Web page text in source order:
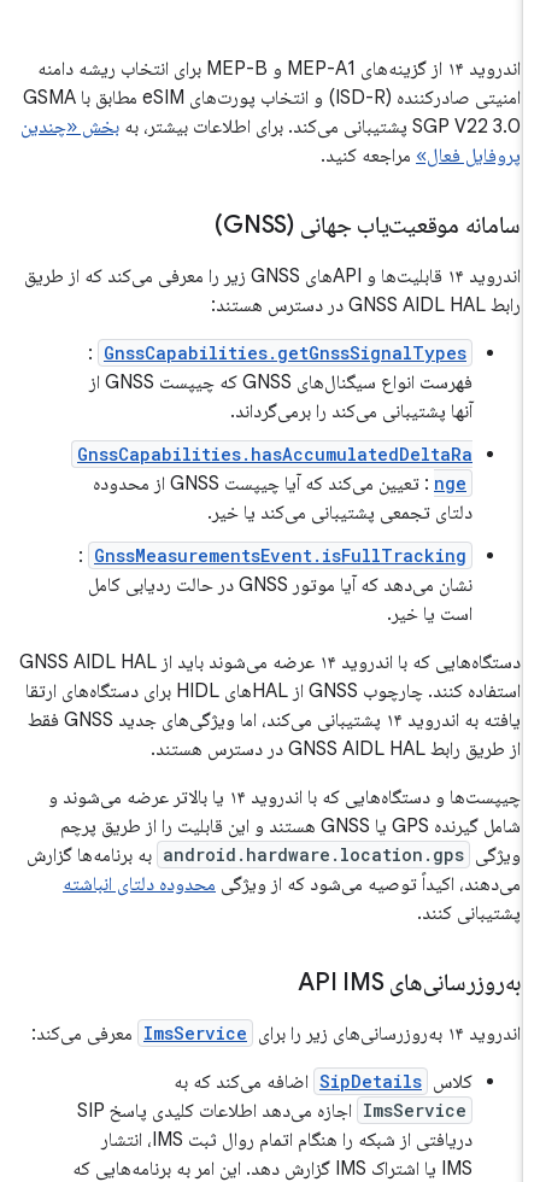
اندروید ۱۴ از گزینه‌های MEP-A1 و MEP-B برای انتخاب ریشه دامنه
امنیتی صادرکننده (ISD-R) و انتخاب پورت‌های eSIM مطابق با GSMA
SGP V22 3.0 پشتیبانی می‌کند. برای اطلاعات بیشتر، به
بخش «چندین
پروفایل فعال» مراجعه کنید.
سامانه موقعیت‌یاب جهانی (GNSS)
اندروید ۱۴ قابلیت‌ها و APIهای GNSS زیر را معرفی می‌کند که از طریق
رابط GNSS AIDL HAL در دسترس هستند:
GnssCapabilities.getGnssSignalTypes
:
فهرست انواع سیگنال‌های GNSS که چیپست GNSS از
آنها پشتیبانی می‌کند را برمی‌گرداند.
GnssCapabilities.hasAccumulatedDeltaRa
nge
: تعیین می‌کند که آیا چیپست GNSS از محدوده
دلتای تجمعی پشتیبانی می‌کند یا خیر.
GnssMeasurementsEvent.isFullTracking
:
نشان می‌دهد که آیا موتور GNSS در حالت ردیابی کامل
است یا خیر.
دستگاه‌هایی که با اندروید ۱۴ عرضه می‌شوند باید از GNSS AIDL HAL
استفاده کنند. چارچوب GNSS از HALهای HIDL برای دستگاه‌های ارتقا
یافته به اندروید ۱۴ پشتیبانی می‌کند، اما ویژگی‌های جدید GNSS فقط
از طریق رابط GNSS AIDL HAL در دسترس هستند.
چیپست‌ها و دستگاه‌هایی که با اندروید ۱۴ یا بالاتر عرضه می‌شوند و
شامل گیرنده GPS یا GNSS هستند و این قابلیت را از طریق پرچم
ویژگی android.hardware.location.gps به برنامه‌ها گزارش
می‌دهند، اکیداً توصیه می‌شود که از ویژگیمحدوده دلتای انباشته
پشتیبانی کنند.
به‌روزرسانی‌های API IMS
اندروید ۱۴ به‌روزرسانی‌های زیر را برای ImsService معرفی می‌کند:
کلاس SipDetails اضافه می‌کند که به
ImsService
اجازه می‌دهد اطلاعات کلیدی پاسخ SIP
دریافتی از شبکه را هنگام اتمام روال ثبت IMS، انتشار
IMS یا اشتراک IMS گزارش دهد. این امر به برنامه‌هایی که